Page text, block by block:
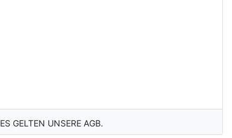
ES GELTEN UNSERE AGB.